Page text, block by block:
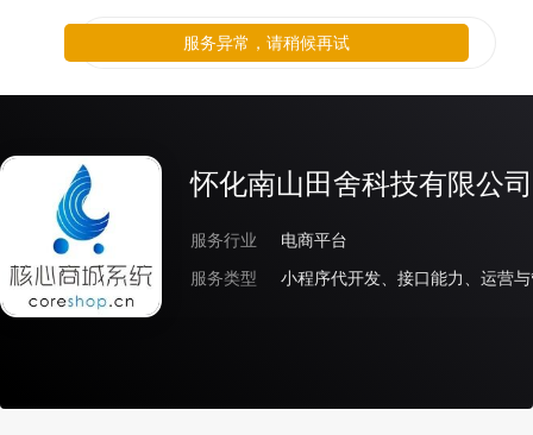
怀化南山田舍科技有限公司
服务行业
电商平台
服务类型
小程序代开发、接口能力、运营
服务异常，请稍候再试